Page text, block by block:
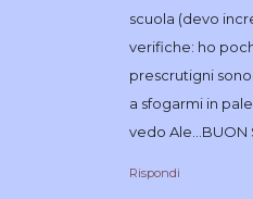
scuola (devo
verifiche: ho
prescrutigni
a sfogarmi in
vedo Ale…BUON
Rispondi